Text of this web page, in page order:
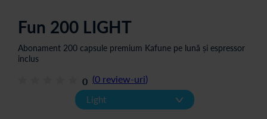
Fun 200 LIGHT
Abonament 200 capsule premium Kafune pe lună și espressor
inclus
0 (0 review-uri)
v
Light